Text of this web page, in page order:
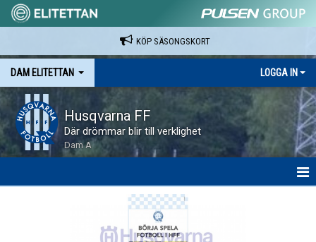
KÖP SÄSONGSKORT
DAM ELITETTAN LOGGA IN
Husqvarna FF
Där drömmar blir till verklighet
Dam A